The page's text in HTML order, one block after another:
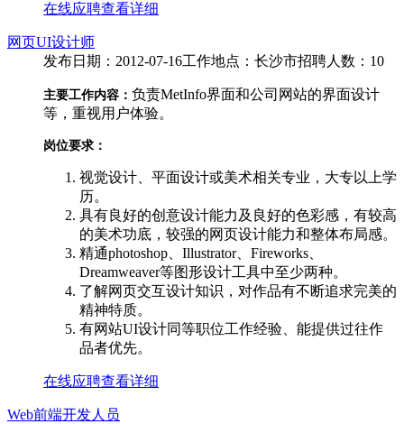
在线应聘查看详细
网页UI设计师
发布日期：2012-07-16工作地点：长沙市招聘人数：10
主要工作内容： 负责MetInfo界面和公司网站的界面设计
等，重视用户体验。
岗位要求：
视觉设计、平面设计或美术相关专业，大专以上学
历。
具有良好的创意设计能力及良好的色彩感，有较高
的美术功底，较强的网页设计能力和整体布局感。
精通photoshop、Illustrator、Fireworks、
Dreamweaver等图形设计工具中至少两种。
了解网页交互设计知识，对作品有不断追求完美的
精神特质。
有网站UI设计同等职位工作经验、能提供过往作
品者优先。
在线应聘查看详细
Web前端开发人员